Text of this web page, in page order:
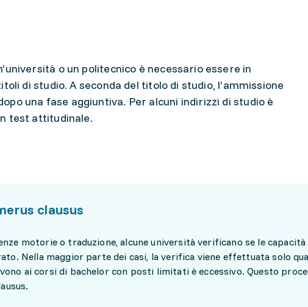
o un politecnico è necessario essere in
di studio. A seconda del titolo di studio, l’ammissione
una fase aggiuntiva. Per alcuni indirizzi di studio è
test attitudinale.
clausus
motorie o traduzione, alcune università verificano se le capacità
Nella maggior parte dei casi, la verifica viene effettuata solo
ai corsi di bachelor con posti limitati è eccessivo. Questo